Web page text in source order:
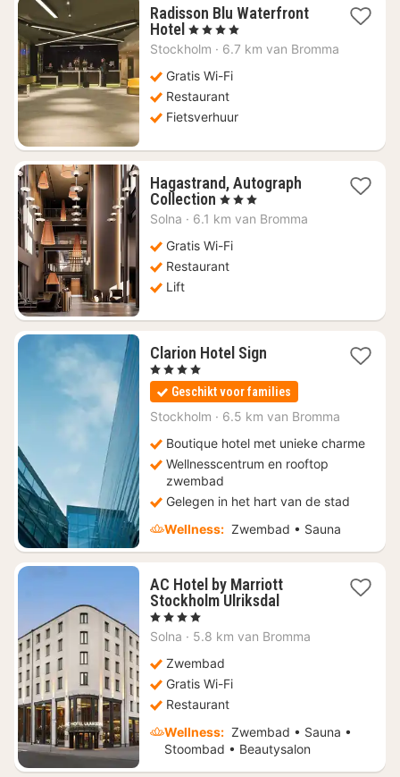
Radisson Blu Waterfront
Hotel 1
nacht
€
115,27
, 4 Sterren
Stockholm · 6.7 km van Bromma
Gratis Wi-Fi
Restaurant
Fietsverhuur
Hagastrand, Autograph
Collection 1
nacht
€
130,54
, 3 Sterren
Solna · 6.1 km van Bromma
Gratis Wi-Fi
Restaurant
Lift
Clarion Hotel Sign1
vanaf
€
116,47
, 4 Sterren
Geschikt voor families
Stockholm · 6.5 km van Bromma
Boutique hotel met unieke charme
Wellnesscentrum en rooftop
zwembad
Gelegen in het hart van de stad
Wellness: Zwembad • Sauna
AC Hotel by Marriott
Stockholm Ulriksdal1
vanaf
, 4 Sterren
Solna · 5.8 km van Bromma
Zwembad
Gratis Wi-Fi
Restaurant
Wellness: Zwembad • Sauna •
Stoombad • Beautysalon